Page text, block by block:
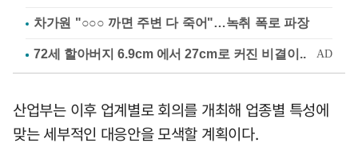
차가원 "○○○ 까면 주변 다 죽어"…녹취 폭로 파장
산업부는 이후 업계별로 회의를 개최해 업종별 특성에
맞는 세부적인 대응안을 모색할 계획이다.